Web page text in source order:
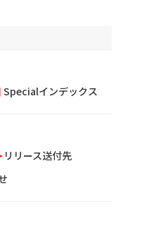
Specialインデックス
リリース送付先